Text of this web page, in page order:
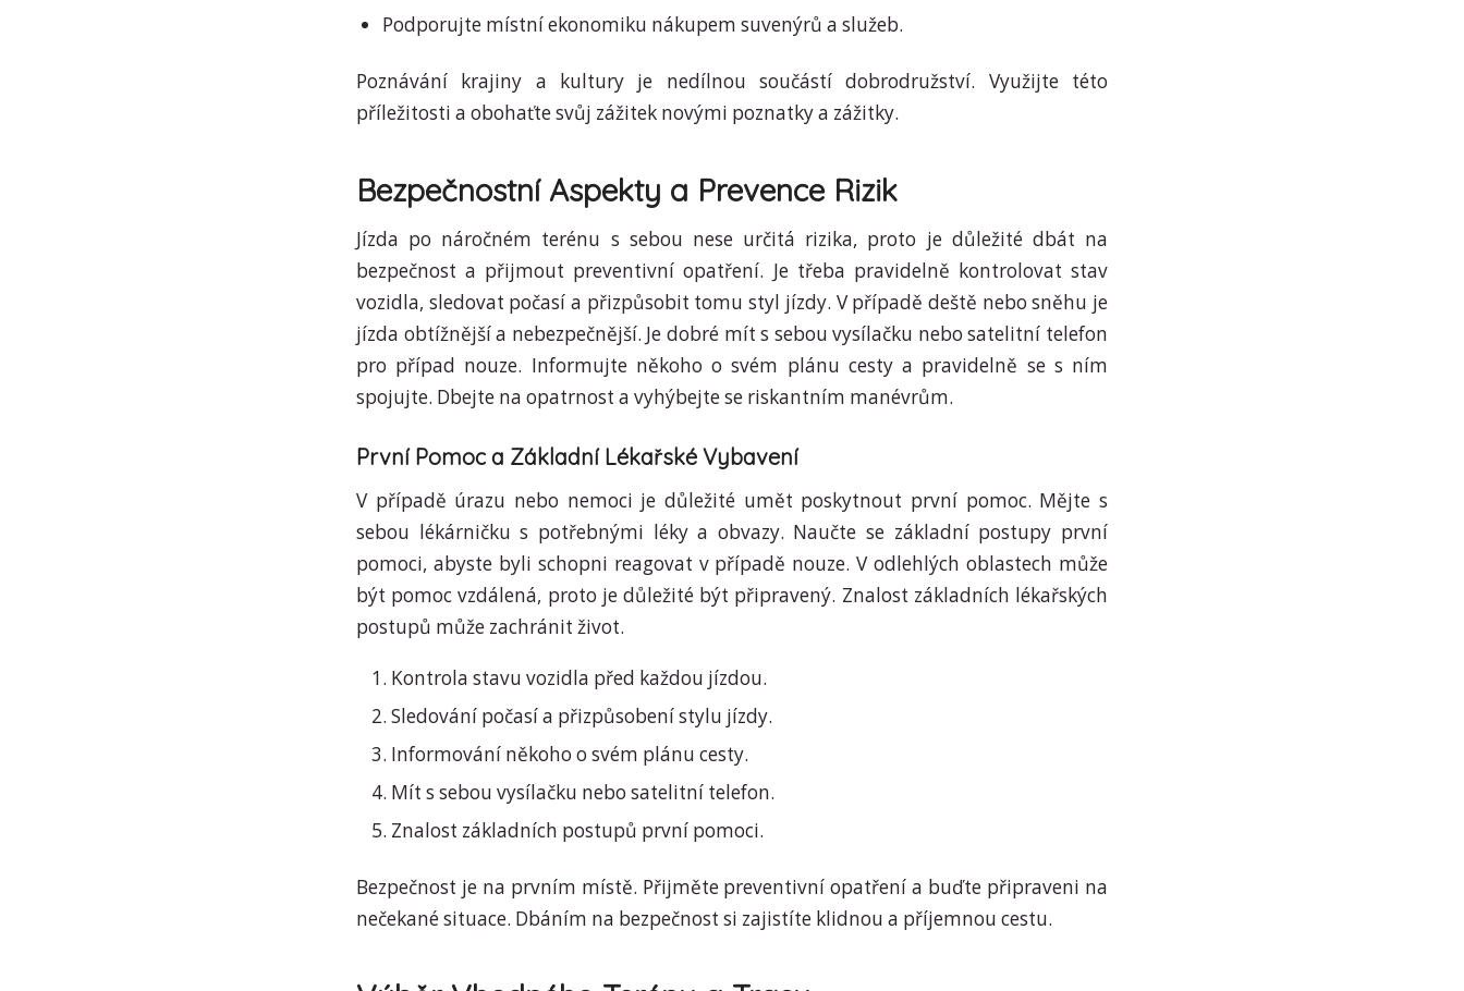
Podporujte místní ekonomiku nákupem suvenýrů a služeb.
Poznávání krajiny a kultury je nedílnou součástí dobrodružství. Využijte této
příležitosti a obohaťte svůj zážitek novými poznatky a zážitky.
Bezpečnostní Aspekty a Prevence Rizik
Jízda po náročném terénu s sebou nese určitá rizika, proto je důležité dbát na
bezpečnost a přijmout preventivní opatření. Je třeba pravidelně kontrolovat stav
vozidla, sledovat počasí a přizpůsobit tomu styl jízdy. V případě deště nebo sněhu je
jízda obtížnější a nebezpečnější. Je dobré mít s sebou vysílačku nebo satelitní telefon
pro případ nouze. Informujte někoho o svém plánu cesty a pravidelně se s ním
spojujte. Dbejte na opatrnost a vyhýbejte se riskantním manévrům.
První Pomoc a Základní Lékařské Vybavení
V případě úrazu nebo nemoci je důležité umět poskytnout první pomoc. Mějte s
sebou lékárničku s potřebnými léky a obvazy. Naučte se základní postupy první
pomoci, abyste byli schopni reagovat v případě nouze. V odlehlých oblastech může
být pomoc vzdálená, proto je důležité být připravený. Znalost základních lékařských
postupů může zachránit život.
Kontrola stavu vozidla před každou jízdou.
Sledování počasí a přizpůsobení stylu jízdy.
Informování někoho o svém plánu cesty.
Mít s sebou vysílačku nebo satelitní telefon.
Znalost základních postupů první pomoci.
Bezpečnost je na prvním místě. Přijměte preventivní opatření a buďte připraveni na
nečekané situace. Dbáním na bezpečnost si zajistíte klidnou a příjemnou cestu.